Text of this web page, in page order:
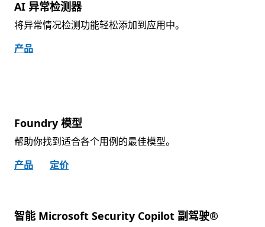
AI 异常检测器
将异常情况检测功能轻松添加到应用中。
产品
Foundry 模型
帮助你找到适合各个用例的最佳模型。
产品
定价
智能 Microsoft Security Copilot 副驾驶®